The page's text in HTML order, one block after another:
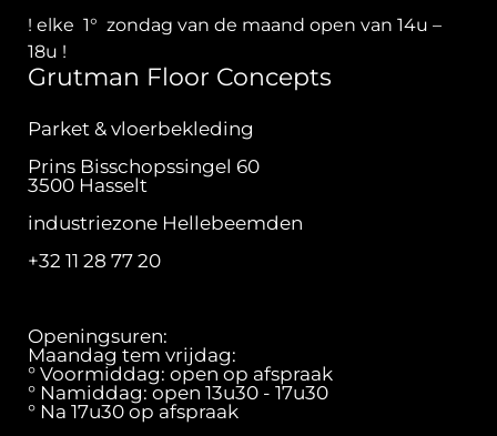
! elke 1° zondag van de maand open van 14u –
18u !
Grutman Floor Concepts
Parket & vloerbekleding
Prins Bisschopssingel 60
3500 Hasselt
industriezone Hellebeemden
+32 11 28 77 20
Openingsuren:
Maandag tem vrijdag:
° Voormiddag: open op afspraak
° Namiddag: open 13u30 - 17u30
° Na 17u30 op afspraak